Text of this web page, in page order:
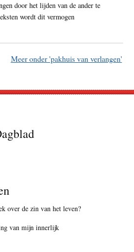
door het lijden van de ander te
wordt dit vermogen
Meer onder 'pakhuis van verlangen'
over de zin van het leven?
van mijn innerlijk